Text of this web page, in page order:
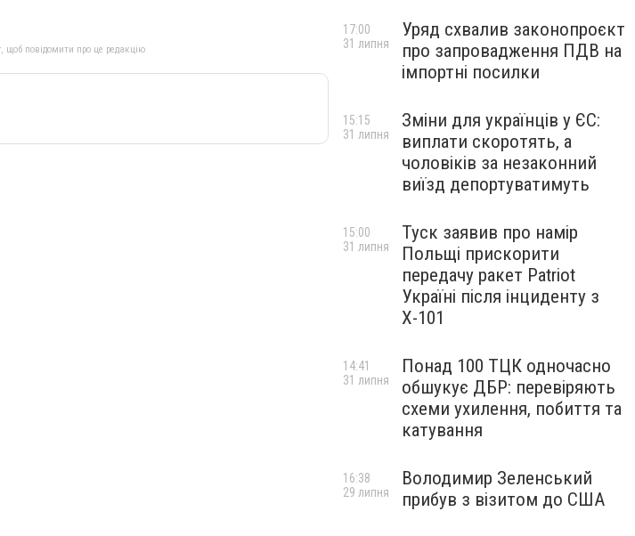
щоб повідомити про це редакцію
Уряд схвалив законопроєкт
про запровадження ПДВ на
імпортні посилки
17:00
31 липня
Зміни для українців у ЄС:
виплати скоротять, а
чоловіків за незаконний
виїзд депортуватимуть
15:15
31 липня
Туск заявив про намір
Польщі прискорити
передачу ракет Patriot
Україні після інциденту з
Х-101
15:00
31 липня
Понад 100 ТЦК одночасно
обшукує ДБР: перевіряють
схеми ухилення, побиття та
катування
14:41
31 липня
Володимир Зеленський
прибув з візитом до США
16:38
29 липня